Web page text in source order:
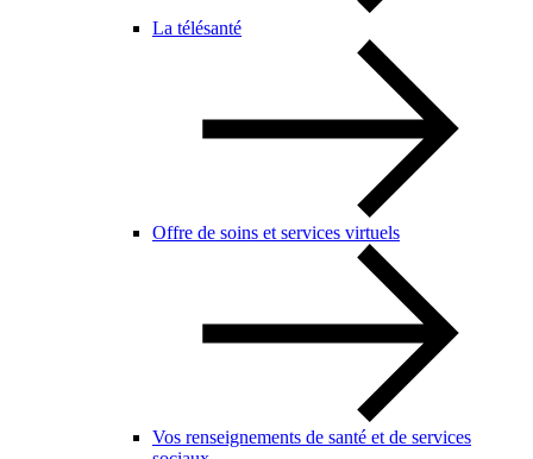
La télésanté
Offre de soins et services virtuels
Vos renseignements de santé et de services